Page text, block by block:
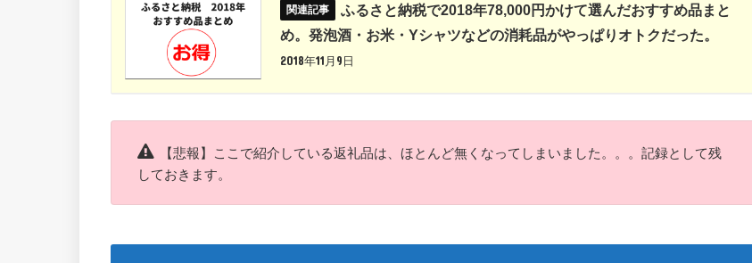
ふるさと納税で2018年78,000円かけて選んだおすすめ品まと
め。発泡酒・お米・Yシャツなどの消耗品がやっぱりオトクだった。
2018年11月9日
【悲報】ここで紹介している返礼品は、ほとんど無くなってしまいました。。。記録として残
しておきます。